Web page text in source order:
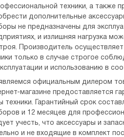
техники, а также
дополнительные
не предназначены для
и излишняя нагрузка
Производитель
только в случае строгое
и использованию в
официальным дилером
магазине предоставляется
техники. Гарантийный срок
и 12 месяцев для
учесть, что аксессуары и
и не входящие в комплект